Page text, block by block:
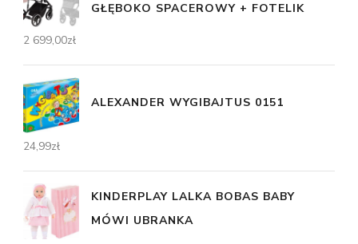
GŁĘBOKO SPACEROWY + FOTELIK
2 699,00zł
ALEXANDER WYGIBAJTUS 0151
24,99zł
KINDERPLAY LALKA BOBAS BABY
MÓWI UBRANKA